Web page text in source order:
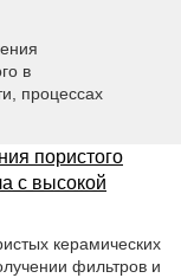
в
процессах
пористого
с высокой
керамических
фильтров и